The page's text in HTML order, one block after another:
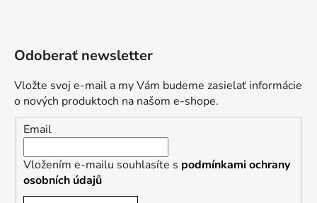
Odoberať newsletter
Vložte svoj e-mail a my Vám budeme zasielať informácie
o nových produktoch na našom e-shope.
Email
Vložením e-mailu souhlasíte s podmínkami ochrany
osobních údajů